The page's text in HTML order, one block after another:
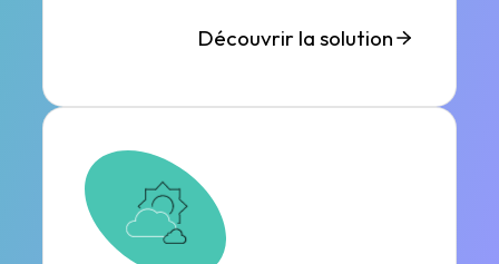
Découvrir la solution